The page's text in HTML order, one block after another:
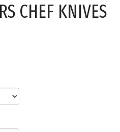
CHEF KNIVES